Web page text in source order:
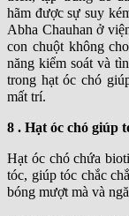
hãm được sự suy
Abha Chauhan ở
con chuột không
năng kiểm soát và
trong hạt óc chó
mất trí.
8 . Hạt óc chó giúp
Hạt óc chó chứa
tóc, giúp tóc chắc
bóng mượt mà và